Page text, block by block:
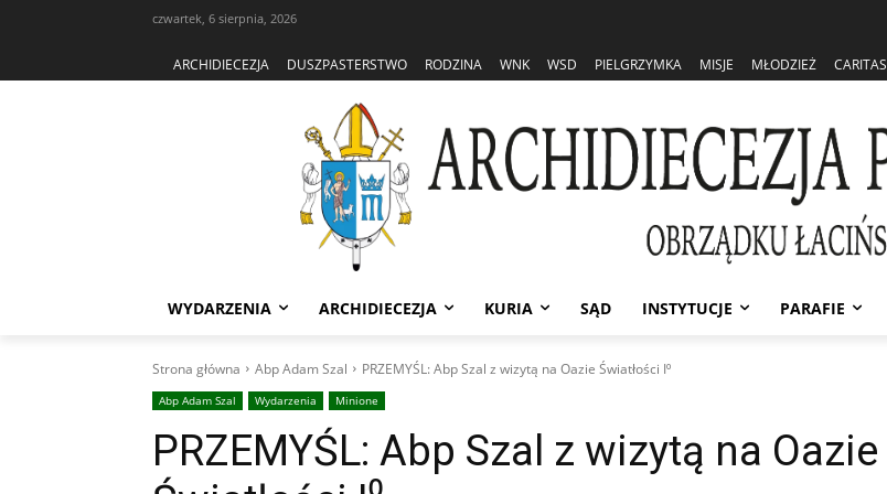
czwartek, 6 sierpnia, 2026
ARCHIDIECEZJA DUSZPASTERSTWO RODZINA WNK WSD PIELGRZYMKA MISJE MŁODZIEŻ CARITAS
WYDARZENIA ARCHIDIECEZJA KURIA SĄD INSTYTUCJE PARAFIE
Strona główna Abp Adam Szal PRZEMYŚL: Abp Szal z wizytą na Oazie Światłości I⁰
Abp Adam Szal Wydarzenia Minione
PRZEMYŚL: Abp Szal z wizytą na Oazie